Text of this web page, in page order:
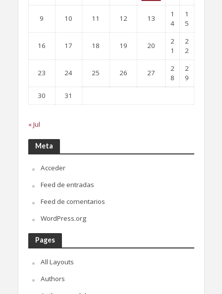
9 10 11 12 13
1
4
1
5
16 17 18 19 20
2
1
2
2
23 24 25 26 27
2
8
2
9
30
31
« Jul
Meta
Acceder
Feed de entradas
Feed de comentarios
WordPress.org
Pages
All Layouts
Authors